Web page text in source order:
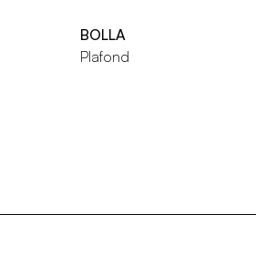
BOLLA
Plafond